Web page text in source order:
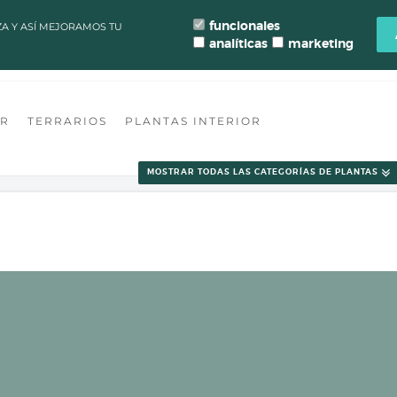
DE PROCESAMIENTO Y ENVÍO DE PEDIDOS CAMBIAN PARA
TERRARIOS PLANTAS INTERIOR
MOSTRAR TODAS LAS CATEGORÍAS DE PLANTAS
Y ASÍ MEJORAMOS TU
funcionales
analíticas
marketing